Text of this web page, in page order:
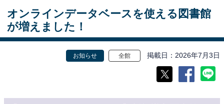
オンラインデータベースを使える図書館
が増えました！
お知らせ 全館 掲載日 2026年7月3日